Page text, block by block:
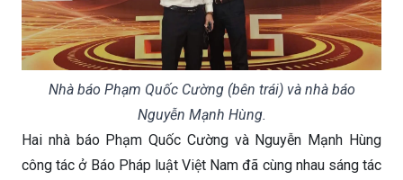
Nhà báo Phạm Quốc Cường (bên trái) và nhà báo
Nguyễn Mạnh Hùng.
Hai nhà báo Phạm Quốc Cường và Nguyễn Mạnh Hùng
công tác ở Báo Pháp luật Việt Nam đã cùng nhau sáng tác